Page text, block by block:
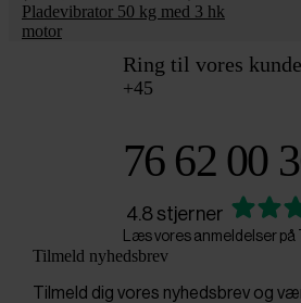
Pladevibrator 50 kg med 3 hk
motor
Ring til vores
+45
76 62 00
4.8 stjerner
Læs vores anmeldelser
Tilmeld nyhedsbrev
Tilmeld dig vores nyhedsbrev og